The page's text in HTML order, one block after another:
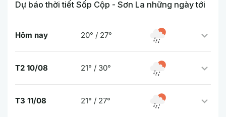
Dự báo thời tiết Sốp Cộp - Sơn La những ngày tới
Hôm nay 20° / 27°
T2 10/08 21° / 30°
T3 11/08 21° / 27°